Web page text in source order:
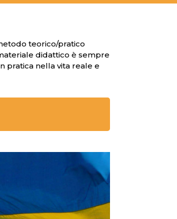
teorico/pratico
didattico è sempre
pratica nella vita reale e